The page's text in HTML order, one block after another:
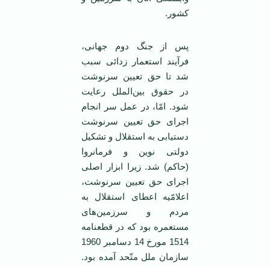
کشور.
پس از جنگ دوم جهانی،
فرآیند استعمار زدائی سبب
شد تا حق تعیین سرنوشت
در حقوق بین‌الملل رعایت
شود. امّا، در عمل سر انجام
اجرای حق تعیین سرنوشت
دستیابی به استقلال و تشکیل
دولتی نوین و فرمانروا
(حاکم) شد. زیرا ابزار اصلی
اجرای حق تعیین سرنوشت،
اعلامّیه اعطای استقلال به
مردم و سرزمین‌های
مستعمره بود که در قطعنامه
1514 مورخ 14 دسامبر 1960
سازمان ملل متّحد آمده بود.